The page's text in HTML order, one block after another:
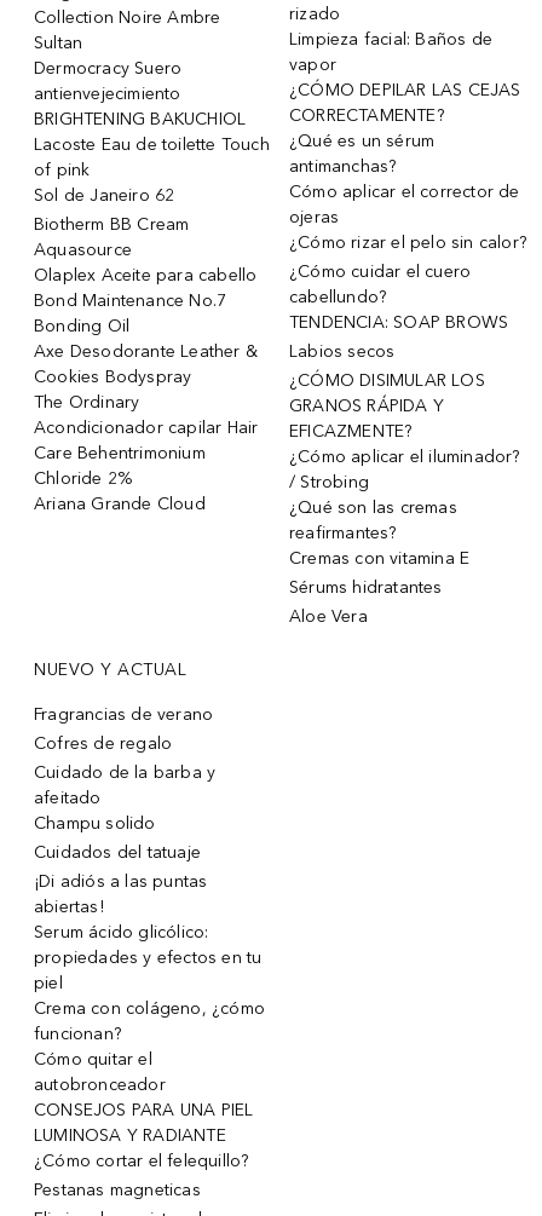
Collection Noire Ambre
Sultan
Dermocracy Suero
antienvejecimiento
BRIGHTENING BAKUCHIOL
Lacoste Eau de toilette Touch
of pink
Sol de Janeiro 62
Biotherm BB Cream
Aquasource
Olaplex Aceite para cabello
Bond Maintenance No.7
Bonding Oil
Axe Desodorante Leather &
Cookies Bodyspray
The Ordinary
Acondicionador capilar Hair
Care Behentrimonium
Chloride 2%
Ariana Grande Cloud
rizado
Limpieza facial: Baños de
vapor
¿CÓMO DEPILAR LAS CEJAS
CORRECTAMENTE?
¿Qué es un sérum
antimanchas?
Cómo aplicar el corrector de
ojeras
¿Cómo rizar el pelo sin calor?
¿Cómo cuidar el cuero
cabellundo?
TENDENCIA: SOAP BROWS
Labios secos
¿CÓMO DISIMULAR LOS
GRANOS RÁPIDA Y
EFICAZMENTE?
¿Cómo aplicar el iluminador?
/ Strobing
¿Qué son las cremas
reafirmantes?
Cremas con vitamina E
Sérums hidratantes
Aloe Vera
NUEVO Y ACTUAL
Fragrancias de verano
Cofres de regalo
Cuidado de la barba y
afeitado
Champu solido
Cuidados del tatuaje
¡Di adiós a las puntas
abiertas!
Serum ácido glicólico:
propiedades y efectos en tu
piel
Crema con colágeno, ¿cómo
funcionan?
Cómo quitar el
autobronceador
CONSEJOS PARA UNA PIEL
LUMINOSA Y RADIANTE
¿Cómo cortar el felequillo?
Pestanas magneticas